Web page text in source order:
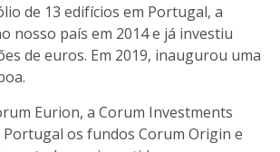
de 13 edifícios em Portugal, a
nosso país em 2014 e já investiu
de euros. Em 2019, inaugurou uma
Eurion, a Corum Investments
Portugal os fundos Corum Origin e